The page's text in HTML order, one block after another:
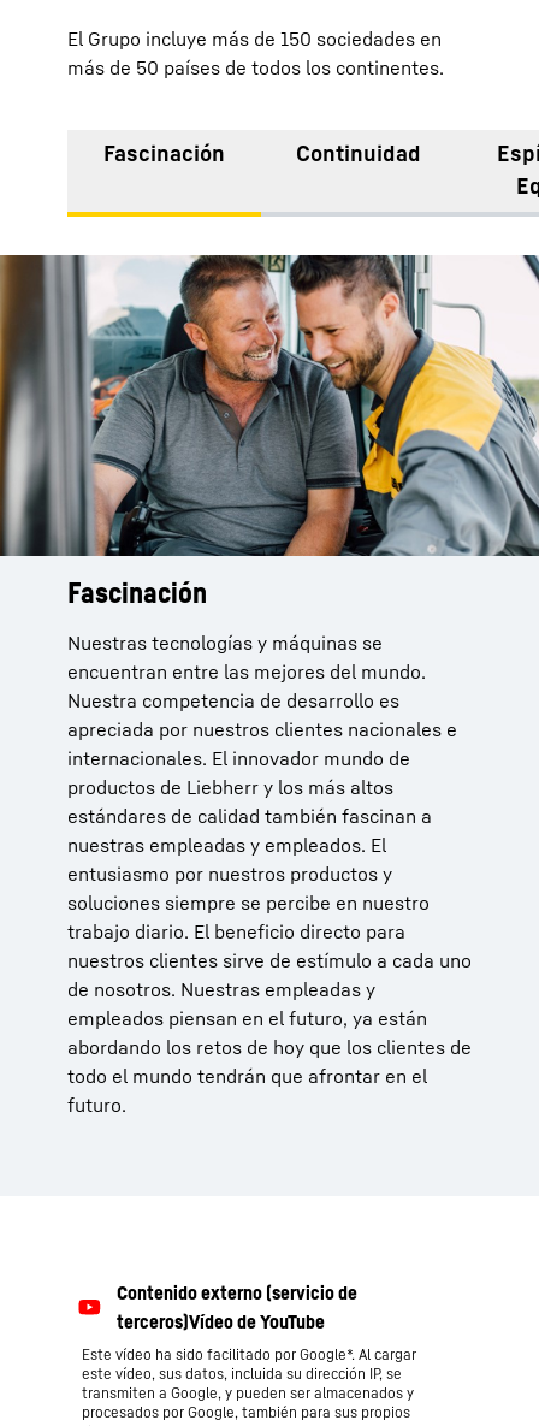
El Grupo incluye más de 150 sociedades en
más de 50 países de todos los continentes.
Fascinación Continuidad
Fascinación
Nuestras tecnologías y máquinas se
encuentran entre las mejores del mundo.
Nuestra competencia de desarrollo es
apreciada por nuestros clientes nacionales e
internacionales. El innovador mundo de
productos de Liebherr y los más altos
estándares de calidad también fascinan a
nuestras empleadas y empleados. El
entusiasmo por nuestros productos y
soluciones siempre se percibe en nuestro
trabajo diario. El beneficio directo para
nuestros clientes sirve de estímulo a cada uno
de nosotros. Nuestras empleadas y
empleados piensan en el futuro, ya están
abordando los retos de hoy que los clientes de
todo el mundo tendrán que afrontar en el
futuro.
Este vídeo ha sido facilitado por Google*. Al cargar
este vídeo, sus datos, incluida su dirección IP, se
transmiten a Google, y pueden ser almacenados y
procesados por Google, también para sus propios